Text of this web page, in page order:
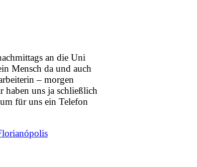
an die Uni
Mensch da und auch
– morgen
haben uns ja schließlich
für uns ein Telefon